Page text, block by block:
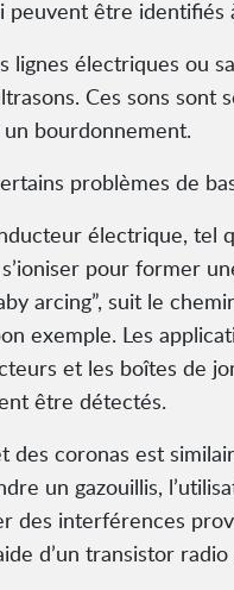
être
lignes électriques
Ces sons
bourdonnement.
problèmes de
électrique, tel
pour former
arcing”, suit le
exemple. Les
et les boîtes de
être détectés.
des coronas est
un gazouillis,
des interférences
d’un transistor